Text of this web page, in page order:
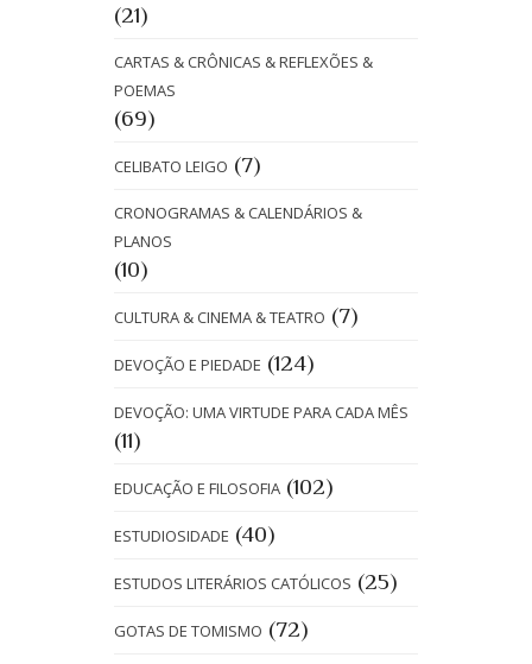
(21)
CARTAS & CRÔNICAS & REFLEXÕES &
POEMAS
(69)
CELIBATO LEIGO (7)
CRONOGRAMAS & CALENDÁRIOS &
PLANOS
(10)
CULTURA & CINEMA & TEATRO (7)
DEVOÇÃO E PIEDADE (124)
DEVOÇÃO: UMA VIRTUDE PARA CADA MÊS
(11)
EDUCAÇÃO E FILOSOFIA (102)
ESTUDIOSIDADE (40)
ESTUDOS LITERÁRIOS CATÓLICOS (25)
GOTAS DE TOMISMO (72)